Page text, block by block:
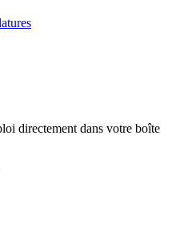
directement dans votre boîte